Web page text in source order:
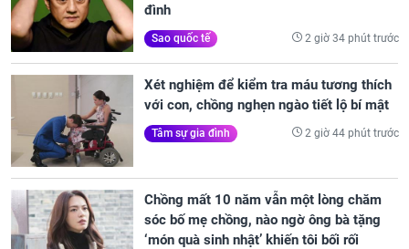
đình
Sao quốc tế 2 giờ 34 phút trước
Xét nghiệm để kiểm tra máu tương thích
với con, chồng nghẹn ngào tiết lộ bí mật
Tâm sự gia đình 2 giờ 44 phút trước
Chồng mất 10 năm vẫn một lòng chăm
sóc bố mẹ chồng, nào ngờ ông bà tặng
‘món quà sinh nhật’ khiến tôi bối rối